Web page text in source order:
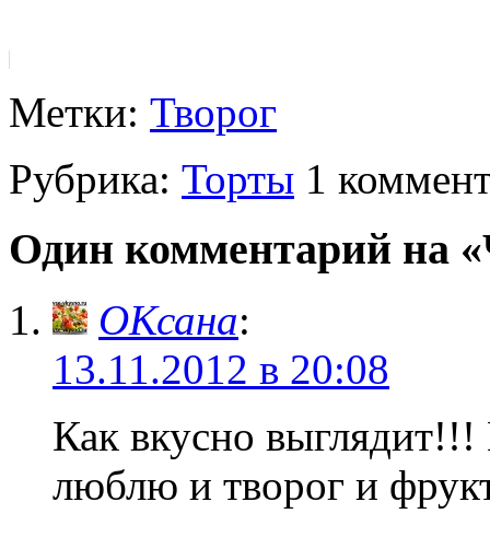
Метки: Творог
Рубрика: Торты 1
Один комментарий на
ОКсана:
13.11.2012 в 20:08
Как вкусно
люблю и творог и